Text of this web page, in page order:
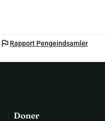
flag Rapport Pengeindsamler
Doner